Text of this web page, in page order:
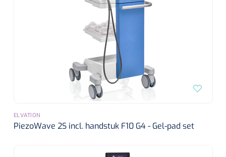
ELVATION
PiezoWave 2S incl. handstuk F10 G4 - Gel-pad set